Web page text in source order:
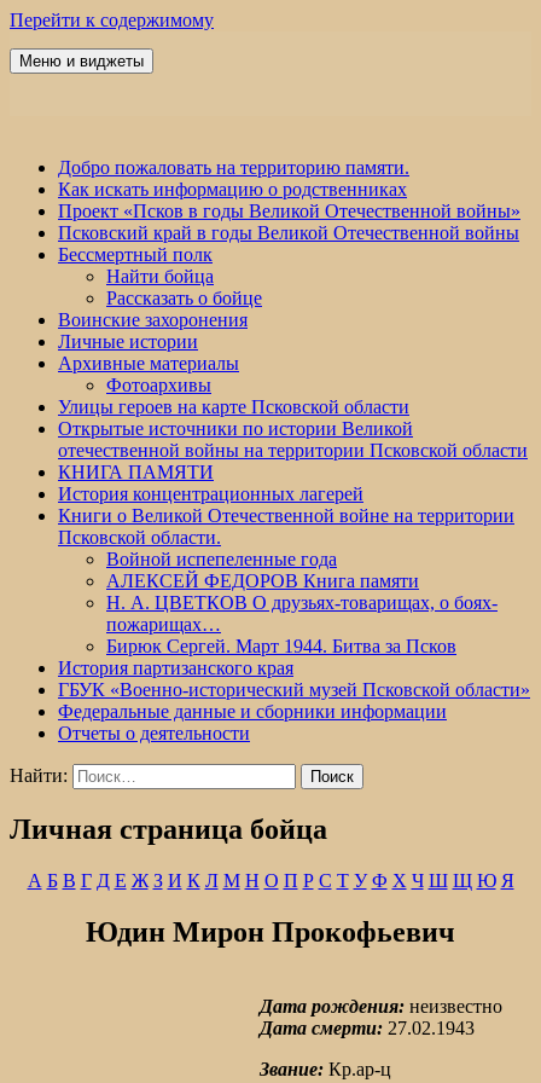
Перейти к содержимому
Победа 60
Меню и виджеты
Добро пожаловать на территорию памяти.
Как искать информацию о родственниках
Проект «Псков в годы Великой Отечественной войны»
Псковский край в годы Великой Отечественной войны
Бессмертный полк
Найти бойца
Рассказать о бойце
Воинские захоронения
Личные истории
Архивные материалы
Фотоархивы
Улицы героев на карте Псковской области
Открытые источники по истории Великой
отечественной войны на территории Псковской области
КНИГА ПАМЯТИ
История концентрационных лагерей
Книги о Великой Отечественной войне на территории
Псковской области.
Войной испепеленные года
АЛЕКСЕЙ ФЕДОРОВ Книга памяти
Н. А. ЦВЕТКОВ О друзьях-товарищах, о боях-
пожарищах…
Бирюк Сергей. Март 1944. Битва за Псков
История партизанского края
ГБУК «Военно-исторический музей Псковской области»
Федеральные данные и сборники информации
Отчеты о деятельности
Найти:
Личная страница бойца
А Б В Г Д Е Ж З И К Л М Н О П Р С Т У Ф Х Ч Ш Щ Ю Я
Юдин Мирон Прокофьевич
Дата рождения: неизвестно
Дата смерти: 27.02.1943
Звание: Кр.ар-ц